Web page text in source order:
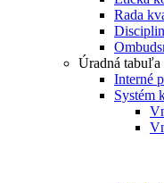
Rada
Úradná tabuľa
Interné
Systém